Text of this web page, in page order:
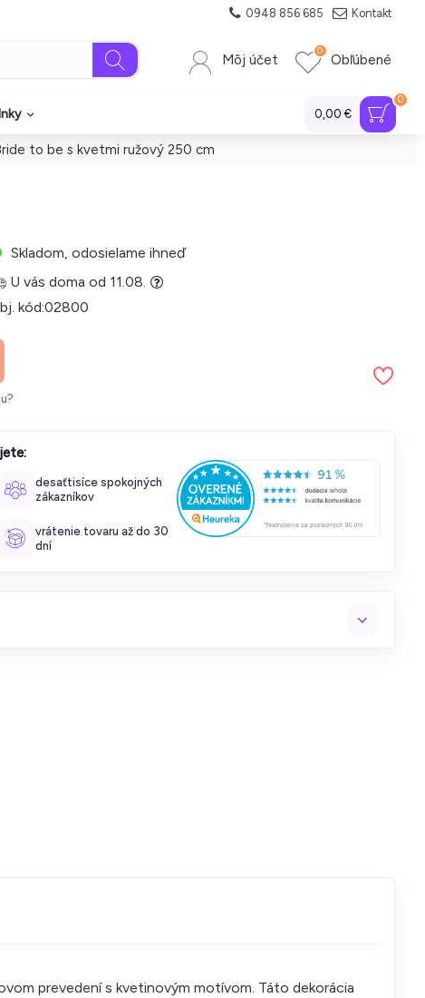
0948 856 685 Kontakt
Môj účet Obľúbené
0
0,00 €
0
to be s kvetmi ružový 250 cm
Skladom, odosielame ihneď
U vás doma od 11.08.
kód:02800
desaťtisíce spokojných
zákazníkov
vrátenie tovaru až do 30
dní
prevedení s kvetinovým motívom. Táto dekorácia